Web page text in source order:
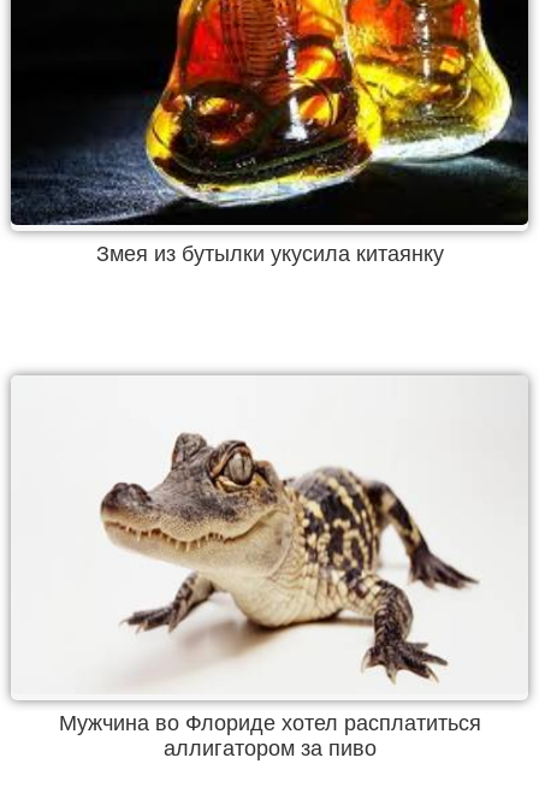
Змея из бутылки укусила китаянку
Мужчина во Флориде хотел расплатиться
аллигатором за пиво